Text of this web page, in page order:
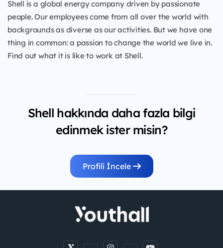
Shell is a global energy company driven by passionate
people. Our employees come from all over the world with
backgrounds as diverse as our activities. But we have one
thing in common: a passion to change the world we live in.
Find out what it is like to work at Shell.
Shell hakkında daha fazla bilgi
edinmek ister misin?
Profili İncele